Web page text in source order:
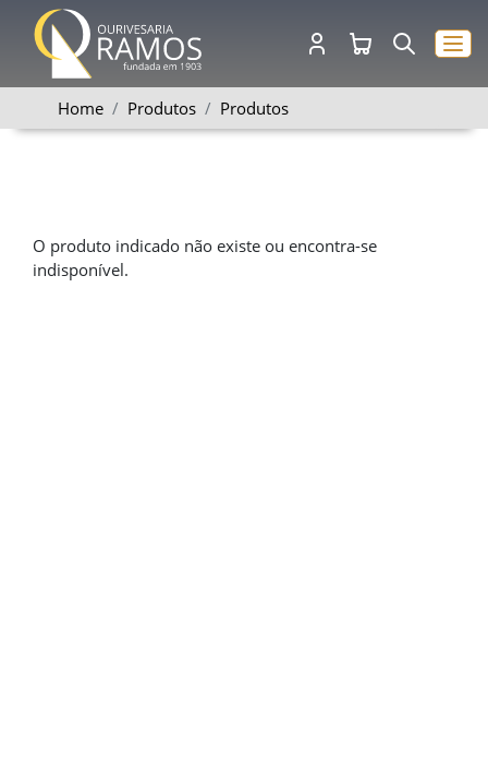
Home Produtos Produtos
O produto indicado não existe ou encontra-se
indisponível.